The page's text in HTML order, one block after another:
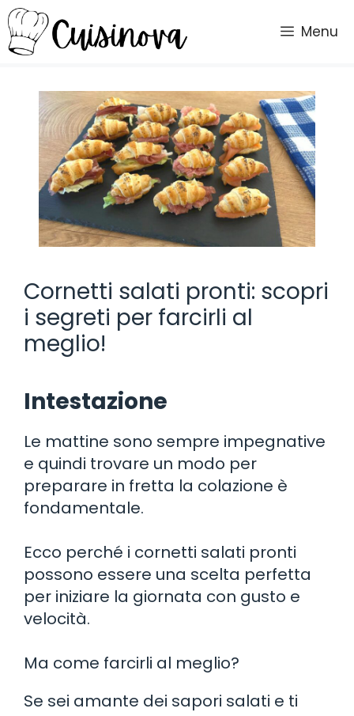
Vai
al
contenuto
Menu
Cornetti salati pronti: scopri
i segreti per farcirli al
meglio!
Intestazione
Le mattine sono sempre impegnative
e quindi trovare un modo per
preparare in fretta la colazione è
fondamentale.
Ecco perché i cornetti salati pronti
possono essere una scelta perfetta
per iniziare la giornata con gusto e
velocità.
Ma come farcirli al meglio?
Se sei amante dei sapori salati e ti